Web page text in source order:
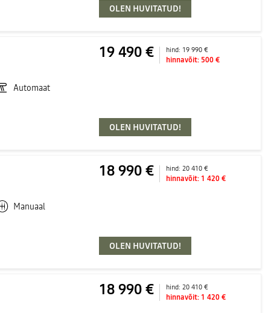
OLEN HUVITATUD!
19 490 € hind: 19 990 €
hinnavõit:500 €
Automaat
OLEN HUVITATUD!
18 990 € hind: 20 410 €
hinnavõit: 1 420 €
Manuaal
OLEN HUVITATUD!
18 990 € hind: 20 410 €
hinnavõit: 1 420 €